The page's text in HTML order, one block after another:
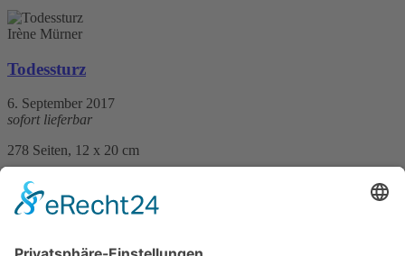
Irène Mürner
Todessturz
6. September 2017
sofort lieferbar
278 Seiten, 12 x 20 cm
Print 14,– € / E-Book 6,99 €
mehr Infos …